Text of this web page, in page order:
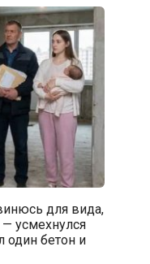
для вида,
усмехнулся
один бетон и